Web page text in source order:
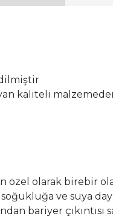
kaliteli
özel olarak birebir
soğukluğa ve suya
bariyer çıkıntısı